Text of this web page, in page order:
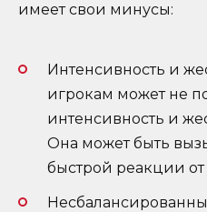
имеет свои минусы:
Интенсивность и
игрокам может не
интенсивность и
Она может быть
быстрой реакции от